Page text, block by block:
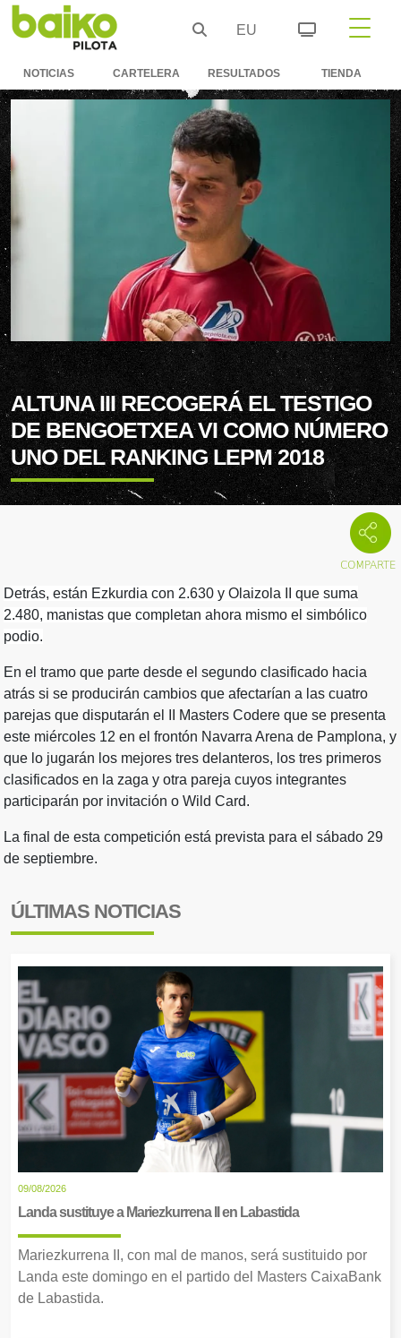
EU
NOTICIAS CARTELERA RESULTADOS TIENDA
ALTUNA III RECOGERÁ EL TESTIGO
DE BENGOETXEA VI COMO NÚMERO
UNO DEL RANKING LEPM 2018
Detrás, están Ezkurdia con 2.630 y Olaizola II que suma
2.480, manistas que completan ahora mismo el simbólico
podio.
En el tramo que parte desde el segundo clasificado hacia
atrás si se producirán cambios que afectarían a las cuatro
parejas que disputarán el II Masters Codere que se presenta
este miércoles 12 en el frontón Navarra Arena de Pamplona, y
que lo jugarán los mejores tres delanteros, los tres primeros
clasificados en la zaga y otra pareja cuyos integrantes
participarán por invitación o Wild Card.
La final de esta competición está prevista para el sábado 29
de septiembre.
ÚLTIMAS NOTICIAS
09/08/2026
Landa sustituye a Mariezkurrena II en Labastida
Mariezkurrena II, con mal de manos, será sustituido por
Landa este domingo en el partido del Masters CaixaBank
de Labastida.